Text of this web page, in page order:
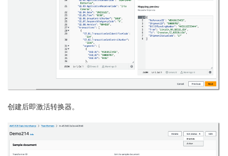
创建后即激活转换器。